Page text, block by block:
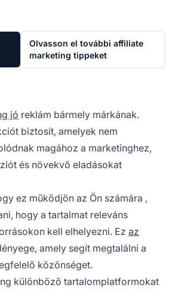
Olvasson el további affiliate
marketing tippeket
jó reklám bármely márkának.
biztosít, amelyek nem
magához a marketinghez,
és növekvő eladásokat
ez működjön az Ön számára ,
hogy a tartalmat releváns
kell elhelyezni. Ez az
amely segít megtalálni a
közönséget.
különböző tartalomplatformokat